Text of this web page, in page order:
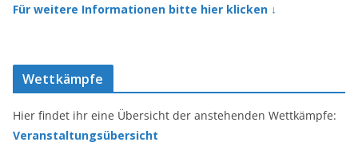
Für weitere Informationen bitte hier klicken ↓
Wettkämpfe
Hier findet ihr eine Übersicht der anstehenden Wettkämpfe:
Veranstaltungsübersicht